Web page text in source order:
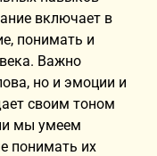
включает в
понимать и
Важно
но и эмоции и
своим тоном
мы умеем
понимать их